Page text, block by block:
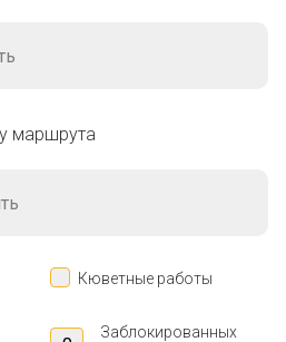
маршрута
Кюветные работы
Заблокированных